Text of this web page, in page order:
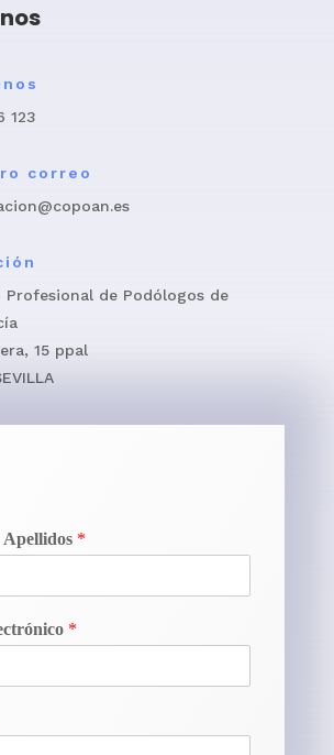
123
correo
Profesional de Podólogos de
15 ppal
*
*